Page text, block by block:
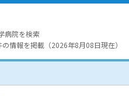
病院を検索
情報を掲載（2026年8月08日現在）